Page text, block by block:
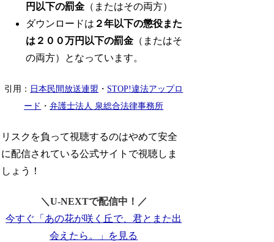
円以下の罰金 （またはその両方）
ダウンロードは ２年以下の懲役また
は２００万円以下の罰金 （またはそ
の両方）となっています。
引用： 日本民間放送連盟 ・ STOP!違法アップロ
ード ・弁護士法人 泉総合法律事務所
リスクを負って視聴するのはやめて安全
に配信されている公式サイトで視聴しま
しょう！
＼U-NEXTで配信中！／
今すぐ「あの花が咲く丘で、君とまた出
会えたら。」を見る